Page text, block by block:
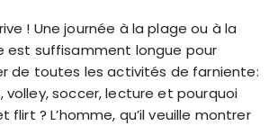
! Une journée à la plage ou à la
est suffisamment longue pour
de toutes les activités de farniente:
volley, soccer, lecture et pourquoi
? L’homme, qu’il veuille montrer